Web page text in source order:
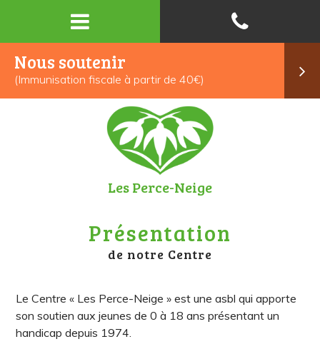
Nous soutenir
(Immunisation fiscale à partir de 40€)
Les Perce-Neige
Présentation
de notre Centre
Le Centre « Les Perce-Neige » est une asbl qui apporte
son soutien aux jeunes de 0 à 18 ans présentant un
handicap depuis 1974.